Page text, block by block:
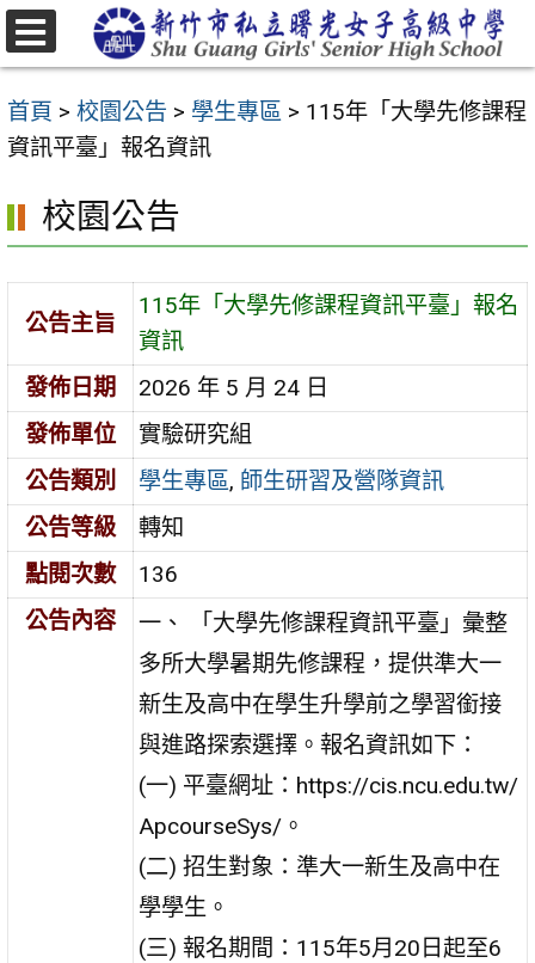
跳
至
要
內
區
首頁 > 校園公告 > 學生專區 > 115年「大學先修課程
資訊平臺」報名資訊
校園公告
公告主旨
115年「大學先修課程資訊平臺」報名
資訊
發佈日期
2026 年 5 月 24 日
發佈單位
實驗研究組
公告類別
學生專區, 師生研習及營隊資訊
公告等級
轉知
點閱次數
136
公告內容
一、 「大學先修課程資訊平臺」彙整
多所大學暑期先修課程，提供準大一
新生及高中在學生升學前之學習銜接
與進路探索選擇。報名資訊如下：
(一) 平臺網址：https://cis.ncu.edu.tw/
ApcourseSys/。
(二) 招生對象：準大一新生及高中在
學學生。
(三) 報名期間：115年5月20日起至6
選
單